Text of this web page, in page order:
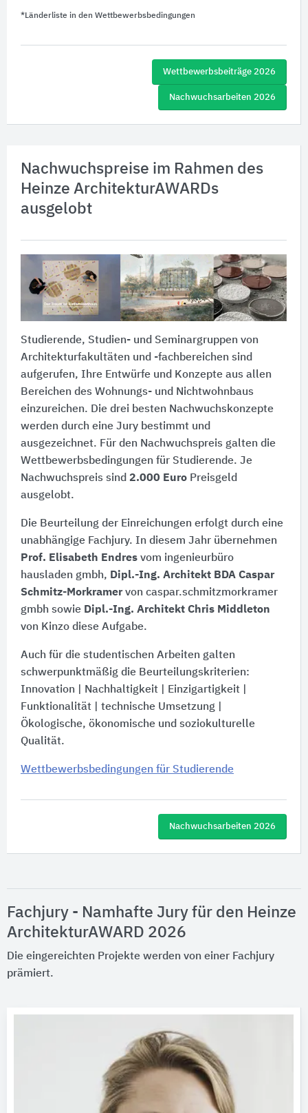
*Länderliste in den Wettbewerbsbedingungen
Wettbewerbsbeiträge 2026
Nachwuchsarbeiten 2026
Nachwuchspreise im Rahmen des
Heinze ArchitekturAWARDs
ausgelobt
Studierende, Studien- und Seminargruppen von
Architekturfakultäten und -fachbereichen sind
aufgerufen, Ihre Entwürfe und Konzepte aus allen
Bereichen des Wohnungs- und Nichtwohnbaus
einzureichen. Die drei besten Nachwuchskonzepte
werden durch eine Jury bestimmt und
ausgezeichnet. Für den Nachwuchspreis galten die
Wettbewerbsbedingungen für Studierende. Je
Nachwuchspreis sind 2.000 Euro Preisgeld
ausgelobt.
Die Beurteilung der Einreichungen erfolgt durch eine
unabhängige Fachjury. In diesem Jahr übernehmen
Prof. Elisabeth Endres vom ingenieurbüro
hausladen gmbh, Dipl.-Ing. Architekt BDA Caspar
Schmitz-Morkramer von caspar.schmitzmorkramer
gmbh sowie Dipl.-Ing. Architekt Chris Middleton
von Kinzo diese Aufgabe.
Auch für die studentischen Arbeiten galten
schwerpunktmäßig die Beurteilungskriterien:
Innovation | Nachhaltigkeit | Einzigartigkeit |
Funktionalität | technische Umsetzung |
Ökologische, ökonomische und soziokulturelle
Qualität.
Wettbewerbsbedingungen für Studierende
Nachwuchsarbeiten 2026
Fachjury - Namhafte Jury für den Heinze
ArchitekturAWARD 2026
Die eingereichten Projekte werden von einer Fachjury
prämiert.